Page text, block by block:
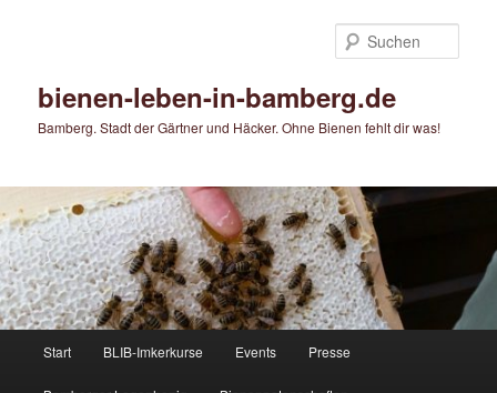
bienen-leben-in-bamberg.de
Bamberg. Stadt der Gärtner und Häcker. Ohne Bienen fehlt dir was!
Start BLIB-Imkerkurse Events Presse